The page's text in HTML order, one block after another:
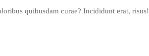
quibusdam curae? Incididunt erat, risus!